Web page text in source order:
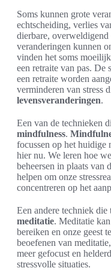
Soms kunnen grote
echtscheiding, verlies
dierbare,
veranderingen kunnen
vinden het soms
een retraite van pas. De
een retraite worden
verminderen van stress
levensveranderingen.
Een van de technieken
mindfulness.
focussen op het huidige
hier nu. We leren hoe
beheersen in plaats van
helpen om onze
concentreren op het
Een andere techniek
meditatie. Meditatie
bereiken en onze geest
beoefenen van
meer gefocust en
stressvolle situaties.